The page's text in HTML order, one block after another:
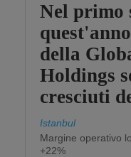
Nel primo
della
Holdings
cresciuti
Istanbul
Margine operativo
+22%